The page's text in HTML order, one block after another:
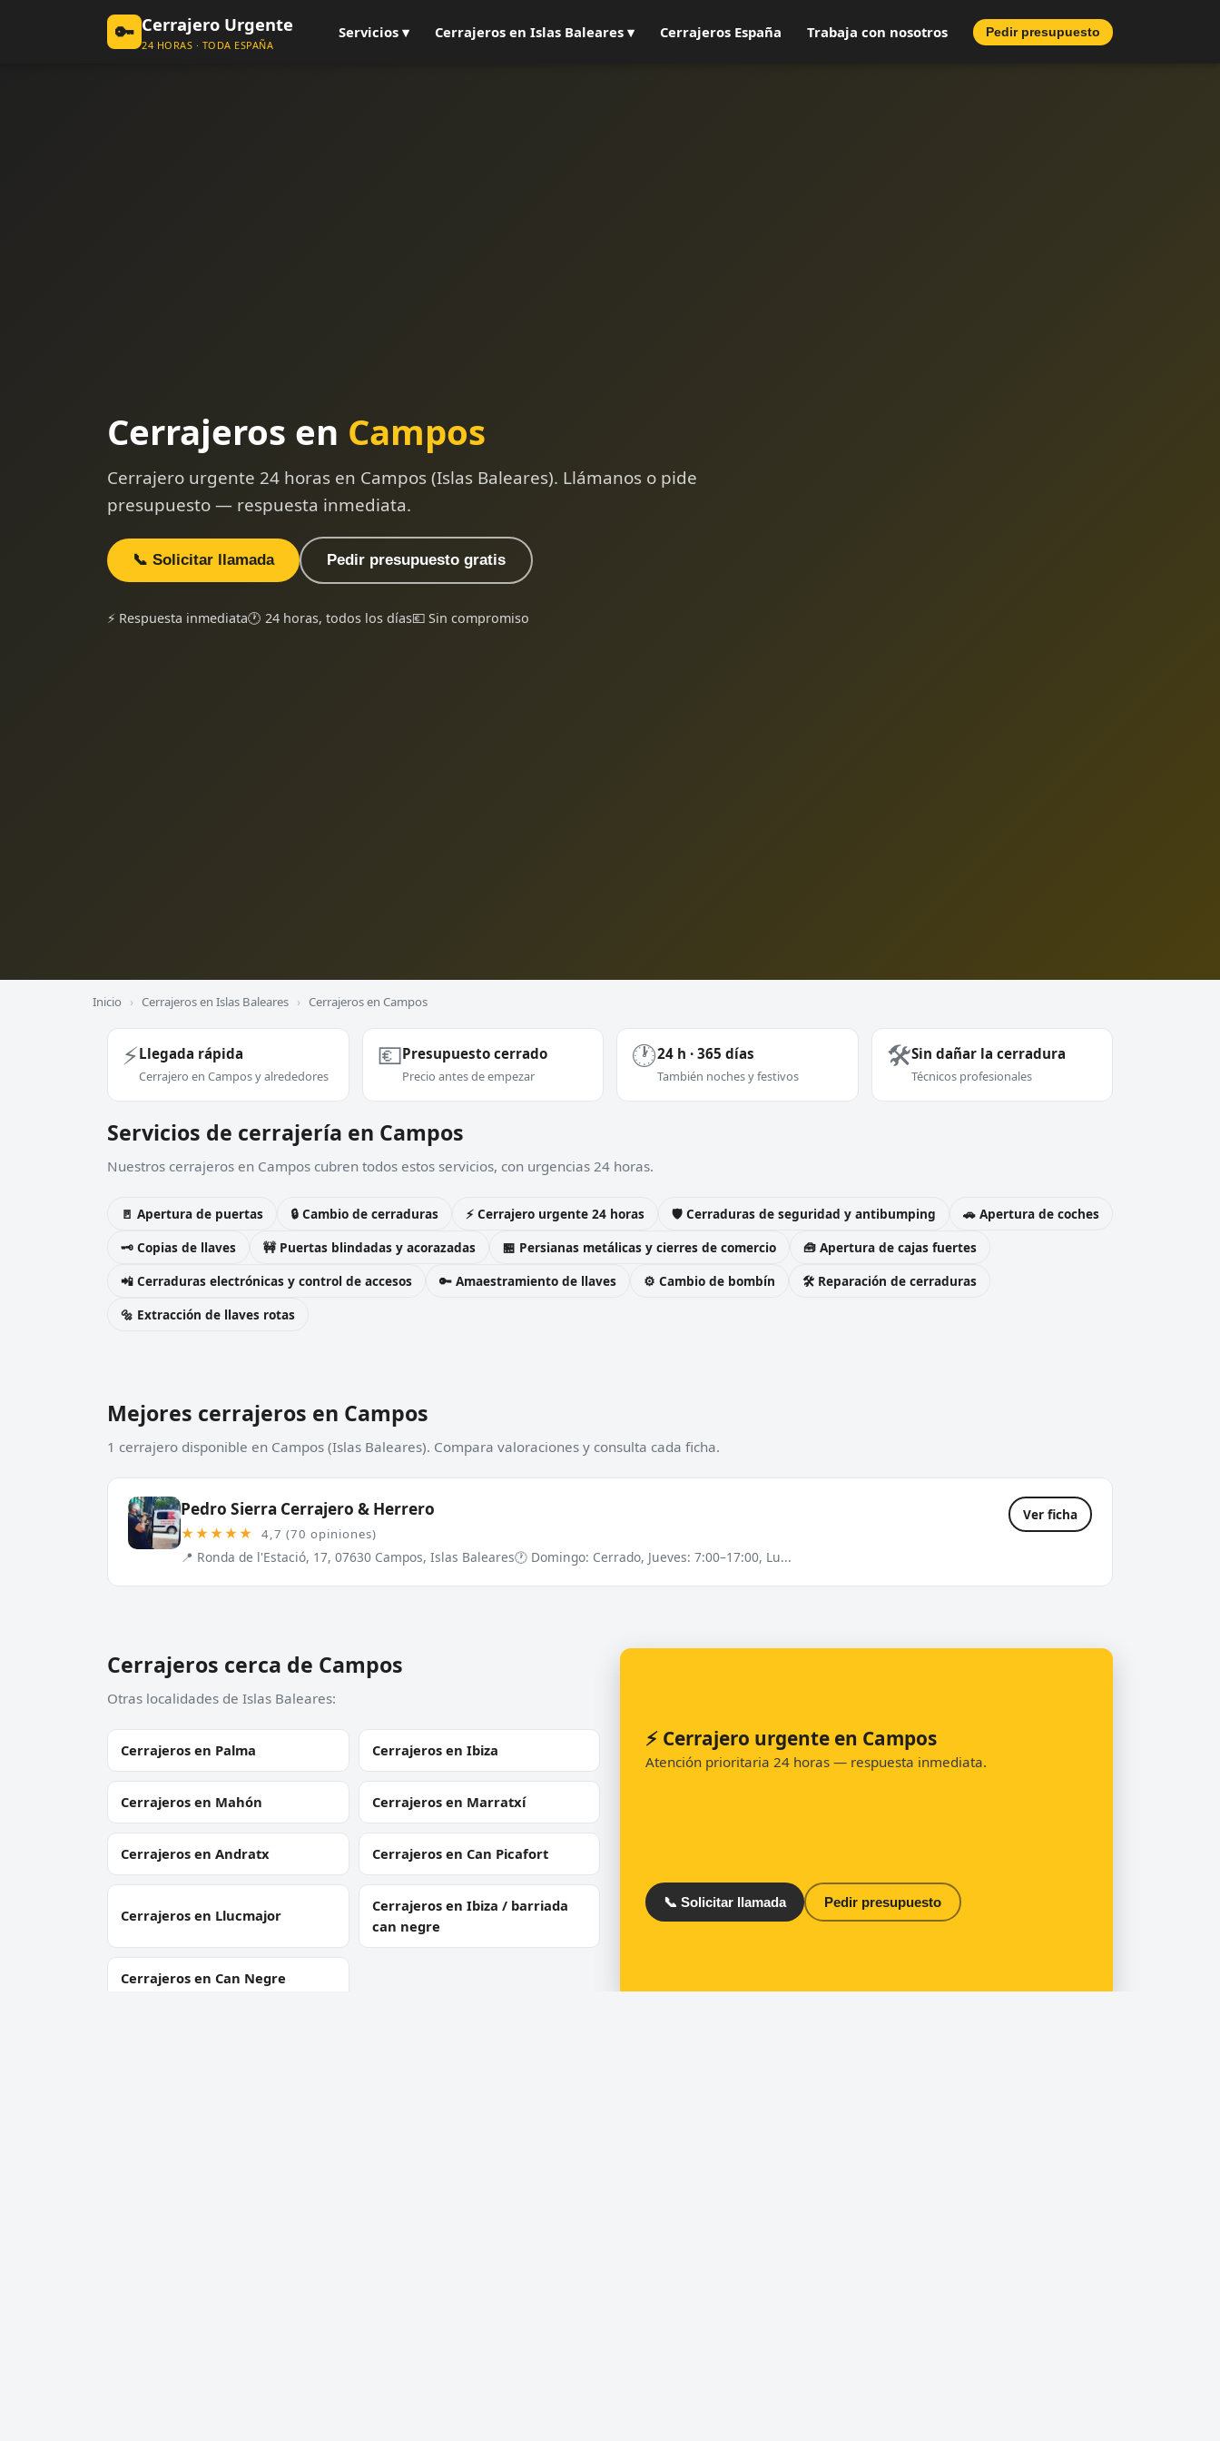
🔑 Cerrajero Urgente
24 HORAS · TODA ESPAÑA
Servicios ▾ Cerrajeros en Islas Baleares ▾ Cerrajeros España Trabaja con nosotros Pedir presupuesto
Cerrajeros en Campos
Cerrajero urgente 24 horas en Campos (Islas Baleares). Llámanos o pide
presupuesto — respuesta inmediata.
📞 Solicitar llamada Pedir presupuesto gratis
⚡ Respuesta inmediata🕐 24 horas, todos los días💶 Sin compromiso
Inicio › Cerrajeros en Islas Baleares › Cerrajeros en Campos
⚡Llegada rápida
Cerrajero en Campos y alrededores
💶Presupuesto cerrado
Precio antes de empezar
🕐24 h · 365 días
También noches y festivos
🛠️Sin dañar la cerradura
Técnicos profesionales
Servicios de cerrajería en Campos
Nuestros cerrajeros en Campos cubren todos estos servicios, con urgencias 24 horas.
🚪 Apertura de puertas 🔒 Cambio de cerraduras ⚡ Cerrajero urgente 24 horas 🛡️ Cerraduras de seguridad y antibumping
🚗 Apertura de coches
🗝️ Copias de llaves
🚧 Puertas blindadas y acorazadas 🏪 Persianas metálicas y cierres de comercio
🧰 Apertura de cajas fuertes
📲 Cerraduras electrónicas y control de accesos
🔑 Amaestramiento de llaves ⚙️ Cambio de bombín
🛠️ Reparación de cerraduras
🔩 Extracción de llaves rotas
Mejores cerrajeros en Campos
1 cerrajero disponible en Campos (Islas Baleares). Compara valoraciones y consulta cada ficha.
Pedro Sierra Cerrajero & Herrero
★★★★★ 4,7 (70 opiniones)
📍 Ronda de l'Estació, 17, 07630 Campos, Islas Baleares🕐 Domingo: Cerrado, Jueves: 7:00–17:00, Lu...
Ver ficha
Cerrajeros cerca de Campos
Otras localidades de Islas Baleares:
Cerrajeros en Palma Cerrajeros en Ibiza
Cerrajeros en Mahón Cerrajeros en Marratxí
Cerrajeros en Andratx Cerrajeros en Can Picafort
Cerrajeros en Llucmajor
Cerrajeros en Ibiza / barriada
can negre
Cerrajeros en Can Negre
⚡ Cerrajero urgente en Campos
Atención prioritaria 24 horas — respuesta inmediata.
📞 Solicitar llamada Pedir presupuesto